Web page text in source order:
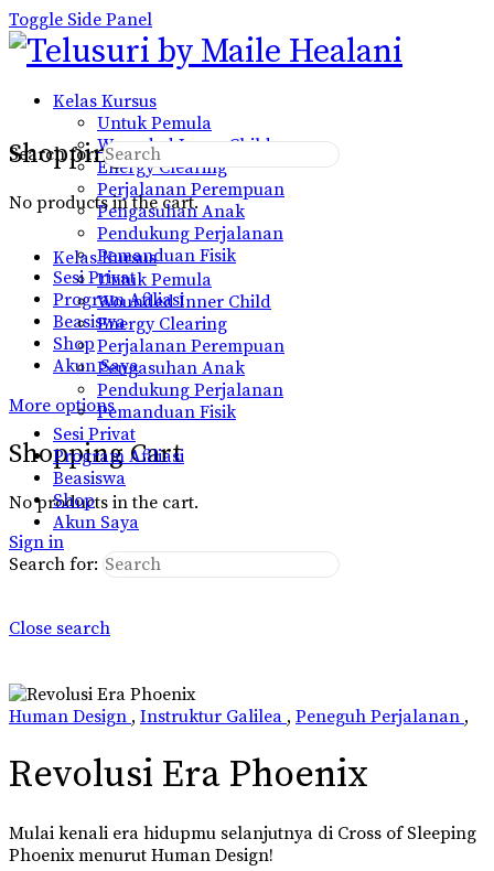
Toggle Side Panel
Kelas Kursus
Untuk Pemula
Wounded Inner Child
Energy Clearing
Perjalanan Perempuan
Pengasuhan Anak
Pendukung Perjalanan
Pemanduan Fisik
Sesi Privat
Program Afiliasi
Beasiswa
Shop
Akun Saya
More options
Shopping Cart
No products in the cart.
Sign in
Shopping Cart
No products in the cart.
Search for:
Kelas Kursus
Untuk Pemula
Wounded Inner Child
Energy Clearing
Perjalanan Perempuan
Pengasuhan Anak
Pendukung Perjalanan
Pemanduan Fisik
Sesi Privat
Program Afiliasi
Beasiswa
Shop
Akun Saya
Search for:
Close search
Human Design , Instruktur Galilea , Peneguh Perjalanan ,
Revolusi Era Phoenix
Mulai kenali era hidupmu selanjutnya di Cross of Sleeping
Phoenixmenurut Human Design!